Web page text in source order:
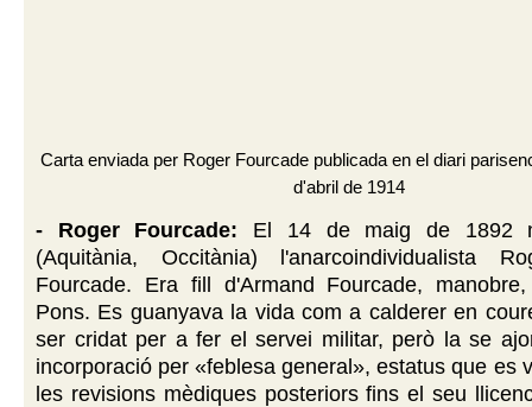
Carta enviada per Roger Fourcade publicada en el diari
d'abril de 1914
- Roger Fourcade: El 14 de maig de 1892
(Aquitània, Occitània) l'anarcoindividualista
Fourcade. Era fill d'Armand Fourcade,
Pons. Es guanyava la vida com a calderer en
ser cridat per a fer el servei militar, però la se
incorporació per «feblesa general», estatus que es
les revisions mèdiques posteriors fins el seu